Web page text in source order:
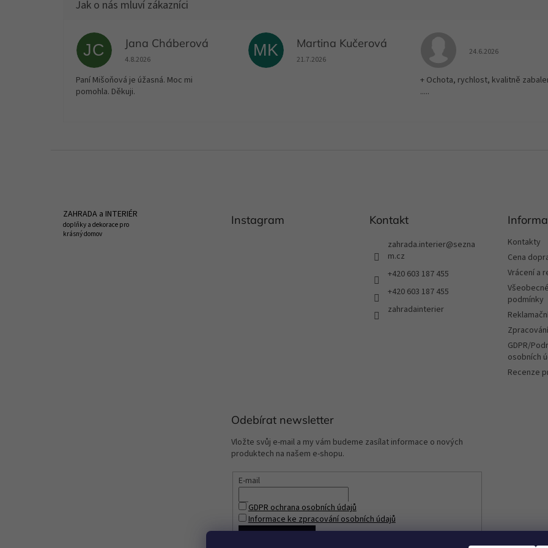
JC Jana Cháberová
Hodnocení obchodu je 5 z 5 hvězdiček.
4.8.2026
Paní Mišoňová je úžasná. Moc mi
pomohla. Děkuji.
MK Martina Kučerová
Hodnocení obchodu je 5 z 5 hvězdiček.
21.7.2026
Hodnocení obchodu
24.6.2026
+ Ochota, rychlost, kvalitně
.....
ZAHRADA a INTERIÉR
doplňky a dekorace pro
krásný domov
Instagram Kontakt
zahrada.interier@sezna
m.cz
+420 603 187 455
+420 603 187 455
zahradainterier
Kontakty
Cena
Vrácení a
podmínky
GDPR/
osobních
Recenze
Odebírat newsletter
Vložte svůj e-mail a my vám budeme zasílat informace o nových
produktech na našem e-shopu.
E-mail
GDPR ochrana osobních údajů
Informace ke zpracování osobních údajů